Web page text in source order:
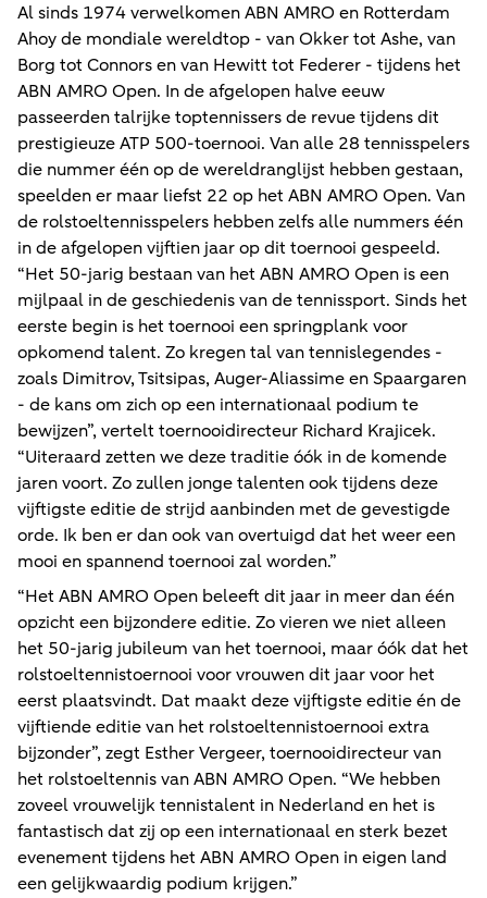
Al sinds 1974 verwelkomen ABN AMRO en Rotterdam
Ahoy de mondiale wereldtop - van Okker tot Ashe, van
Borg tot Connors en van Hewitt tot Federer - tijdens het
ABN AMRO Open. In de afgelopen halve eeuw
passeerden talrijke toptennissers de revue tijdens dit
prestigieuze ATP 500-toernooi. Van alle 28 tennisspelers
die nummer één op de wereldranglijst hebben gestaan,
speelden er maar liefst 22 op het ABN AMRO Open. Van
de rolstoeltennisspelers hebben zelfs alle nummers één
in de afgelopen vijftien jaar op dit toernooi gespeeld.
“Het 50-jarig bestaan van het ABN AMRO Open is een
mijlpaal in de geschiedenis van de tennissport. Sinds het
eerste begin is het toernooi een springplank voor
opkomend talent. Zo kregen tal van tennislegendes -
zoals Dimitrov, Tsitsipas, Auger-Aliassime en Spaargaren
- de kans om zich op een internationaal podium te
bewijzen”, vertelt toernooidirecteur Richard Krajicek.
“Uiteraard zetten we deze traditie óók in de komende
jaren voort. Zo zullen jonge talenten ook tijdens deze
vijftigste editie de strijd aanbinden met de gevestigde
orde. Ik ben er dan ook van overtuigd dat het weer een
mooi en spannend toernooi zal worden.”
“Het ABN AMRO Open beleeft dit jaar in meer dan één
opzicht een bijzondere editie. Zo vieren we niet alleen
het 50-jarig jubileum van het toernooi, maar óók dat het
rolstoeltennistoernooi voor vrouwen dit jaar voor het
eerst plaatsvindt. Dat maakt deze vijftigste editie én de
vijftiende editie van het rolstoeltennistoernooi extra
bijzonder”, zegt Esther Vergeer, toernooidirecteur van
het rolstoeltennis van ABN AMRO Open. “We hebben
zoveel vrouwelijk tennistalent in Nederland en het is
fantastisch dat zij op een internationaal en sterk bezet
evenement tijdens het ABN AMRO Open in eigen land
een gelijkwaardig podium krijgen.”